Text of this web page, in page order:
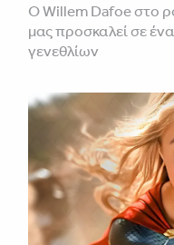
Ο Willem Dafoe στο
μας προσκαλεί σε
γενεθλίων